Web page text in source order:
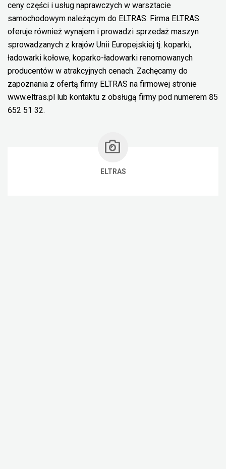
ceny części i usług naprawczych w warsztacie
samochodowym należącym do ELTRAS. Firma ELTRAS
oferuje również wynajem i prowadzi sprzedaż maszyn
sprowadzanych z krajów Unii Europejskiej tj. koparki,
ładowarki kołowe, koparko-ładowarki renomowanych
producentów w atrakcyjnych cenach. Zachęcamy do
zapoznania z ofertą firmy ELTRAS na firmowej stronie
www.eltras.pl lub kontaktu z obsługą firmy pod numerem 85
652 51 32.
ELTRAS